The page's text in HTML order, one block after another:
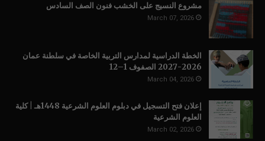
مشروع النسيج على الخشب فنون الصف السادس
March 07, 2026
الخطة الدراسية لمدارس التربية الخاصة في سلطنة عمان
2026-2027 الصفوف 1–12
March 04, 2026
إعلان فتح التسجيل في دبلوم العلوم الشرعية 1448هـ | كلية
العلوم الشرعية
March 02, 2026